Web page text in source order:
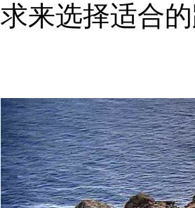
求来选择适合